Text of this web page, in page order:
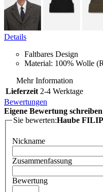
Details
Faltbares Design
Material: 100% Wolle
Mehr Information
Lieferzeit 2-4 Werktage
Bewertungen
Eigene Bewertung schreiben
Sie bewerten:Haube
Nickname
Zusammenfassung
Bewertung